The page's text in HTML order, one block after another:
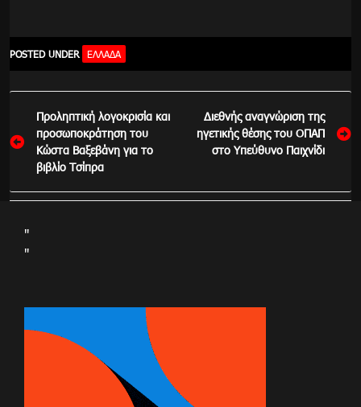
POSTED UNDER ΕΛΛΆΔΑ
Πλοήγηση
άρθρων
Προληπτική λογοκρισία και
προσωποκράτηση του
Κώστα Βαξεβάνη για το
βιβλίο Τσίπρα
Διεθνής αναγνώριση της
ηγετικής θέσης του ΟΠΑΠ
στο Υπεύθυνο Παιχνίδι
"
"